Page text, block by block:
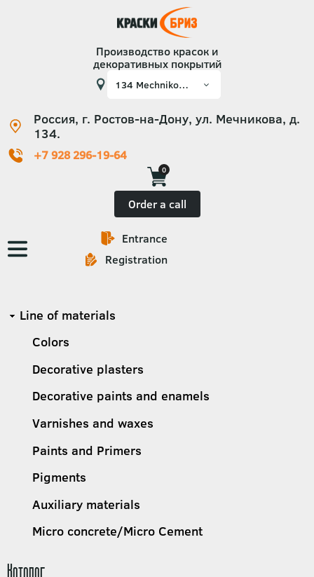
Производство красок и
декоративных покрытий
Россия, г. Ростов-на-Дону, ул. Мечникова, д.
134.
+7 928 296-19-64
0
Order a call
Основная
навигация
Entrance
Registration
Каталог
Категории
Line of materials
Colors
Decorative plasters
Decorative paints and enamels
Varnishes and waxes
Paints and Primers
Pigments
Auxiliary materials
Micro concrete/Micro Cement